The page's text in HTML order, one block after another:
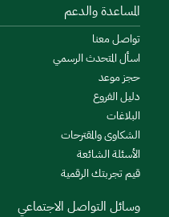
المساعدة والدعم
تواصل معنا
اسأل المتحدث الرسمي
حجز موعد
دليل الفروع
البلاغات
الشكاوى والمقترحات
الأسئلة الشائعة
قيم تجربتك الرقمية
وسائل التواصل الاجتماعي